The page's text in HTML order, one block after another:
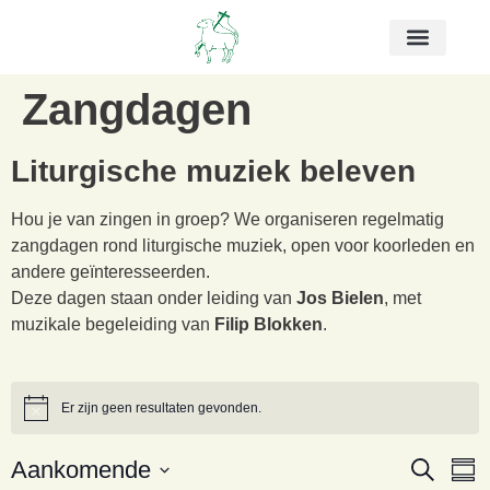
Zangdagen
Liturgische muziek beleven
Hou je van zingen in groep? We organiseren regelmatig
zangdagen rond liturgische muziek, open voor koorleden en
andere geïnteresseerden.
Deze dagen staan onder leiding van Jos Bielen, met
muzikale begeleiding van Filip Blokken.
BerichtEr zijn geen resultaten gevonden.
Zoeken
Aankomende